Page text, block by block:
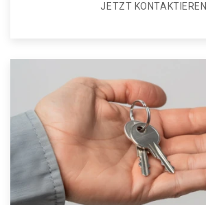
JETZT KONTAKTIEREN